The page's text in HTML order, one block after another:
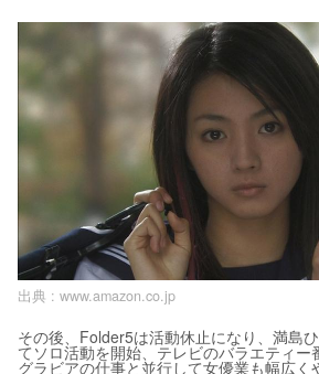
出典 : www.amazon.co.jp
その後、Folder5は活動休止になり、満島
てソロ活動を開始、テレビのバラエティー
グラビアの仕事と並行して女優業も幅広く